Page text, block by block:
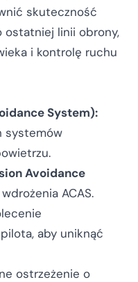
skuteczność
ostatniej linii obrony,
i kontrolę ruchu
System):
systemów
Avoidance
ACAS.
aby uniknąć
ostrzeżenie o